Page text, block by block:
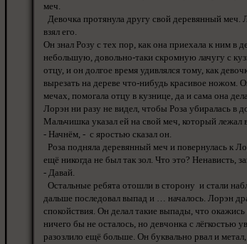
меч.
Девочка протянула другу свой деревянный меч.
взял его.
Он знал Розу с тех пор, как она приехала к ним в
небольшую, довольно-таки скромную лачугу с
отцу, и он долгое время удивлялся тому, как
вырезать на дереве что-нибудь красивое ножом.
мечах, помогала отцу в кузнице, да и сама она
Лорэн ни разу не видел, чтобы Роза убиралась в
Мальчишка указал ей на свой меч, который лежал
- Начнём, - с яростью сказал он.
Роза подняла деревянный меч и повернулась к
ещё никогда не был так зол. Что это? Ненависть,
- Давай.
Остальные ребята отошли в сторону и стали
дальше последовал выпад и … началось. Лорэн
спокойствия. Он делал такие выпады, что
ничего бы не осталось, но девчонка с лёгкостью
разозлило ещё больше. Он буквально рвал и